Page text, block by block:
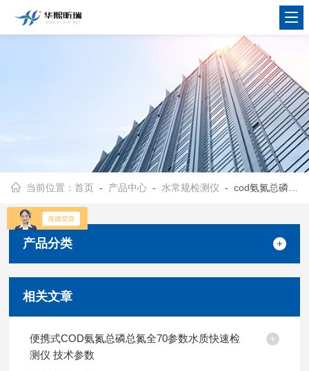
当前位置：首页 - 产品中心 - 水常规检测仪 - cod氨氮总磷总氮测定仪
产品分类
相关文章
便携式COD氨氮总磷总氮全70参数水质快速检
测仪 技术参数